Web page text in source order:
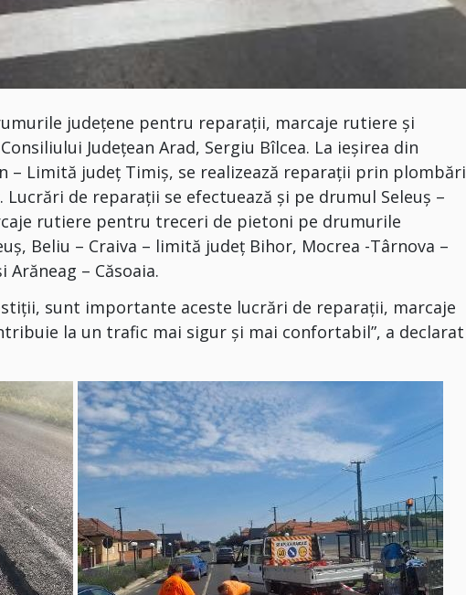
județene pentru reparații, marcaje rutiere și
Județean Arad, Sergiu Bîlcea. La ieșirea din
– Limită județ Timiș, se realizează reparații prin plombări
de reparații se efectuează și pe drumul Seleuș –
rutiere pentru treceri de pietoni pe drumurile
Beliu – Craiva – limită județ Bihor, Mocrea -Târnova –
Arăneag – Căsoaia.
sunt importante aceste lucrări de reparații, marcaje
la un trafic mai sigur și mai confortabil”, a declarat